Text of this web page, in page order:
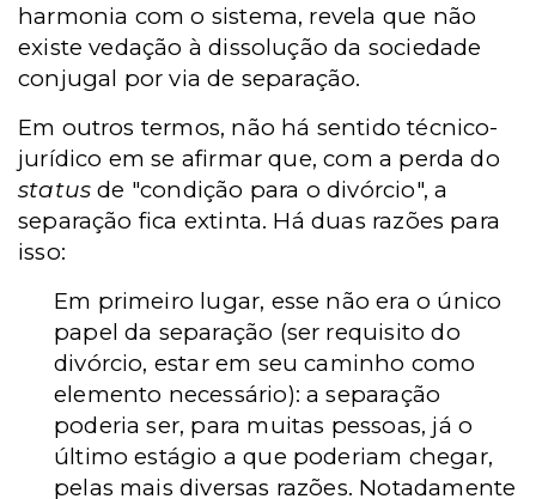
harmonia com o sistema, revela que não
existe vedação à dissolução da sociedade
conjugal por via de separação.
Em outros termos, não há sentido técnico-
jurídico em se afirmar que, com a perda do
status de "condição para o divórcio", a
separação fica extinta. Há duas razões para
isso:
Em primeiro lugar, esse não era o único
papel da separação (ser requisito do
divórcio, estar em seu caminho como
elemento necessário): a separação
poderia ser, para muitas pessoas, já o
último estágio a que poderiam chegar,
pelas mais diversas razões. Notadamente